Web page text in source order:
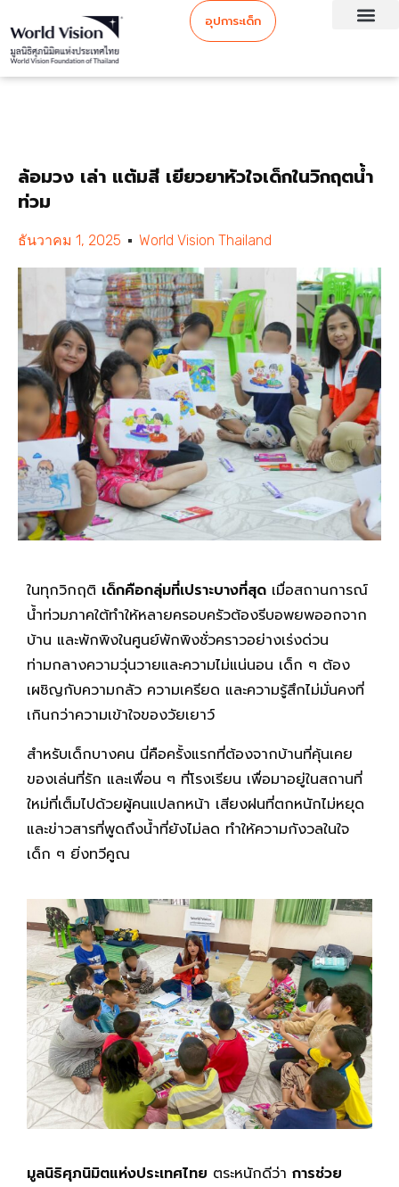
อุปการะเด็ก
ล้อมวง เล่า แต้มสี เยียวยาหัวใจเด็กในวิกฤตน้ำ
ท่วม
ธันวาคม 1, 2025 World Vision Thailand
ในทุกวิกฤติ เด็กคือกลุ่มที่เปราะบางที่สุด เมื่อสถานการณ์
น้ำท่วมภาคใต้ทำให้หลายครอบครัวต้องรีบอพยพออกจาก
บ้าน และพักพิงในศูนย์พักพิงชั่วคราวอย่างเร่งด่วน
ท่ามกลางความวุ่นวายและความไม่แน่นอน เด็ก ๆ ต้อง
เผชิญกับความกลัว ความเครียด และความรู้สึกไม่มั่นคงที่
เกินกว่าความเข้าใจของวัยเยาว์
สำหรับเด็กบางคน นี่คือครั้งแรกที่ต้องจากบ้านที่คุ้นเคย
ของเล่นที่รัก และเพื่อน ๆ ที่โรงเรียน เพื่อมาอยู่ในสถานที่
ใหม่ที่เต็มไปด้วยผู้คนแปลกหน้า เสียงฝนที่ตกหนักไม่หยุด
และข่าวสารที่พูดถึงน้ำที่ยังไม่ลด ทำให้ความกังวลในใจ
เด็ก ๆ ยิ่งทวีคูณ
มูลนิธิศุภนิมิตแห่งประเทศไทย ตระหนักดีว่า การช่วย